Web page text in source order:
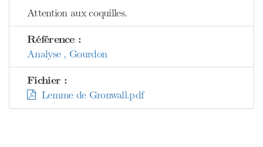
Attention aux coquilles.
Référence :
Analyse , Gourdon
Fichier :
Lemme de Gronwall.pdf